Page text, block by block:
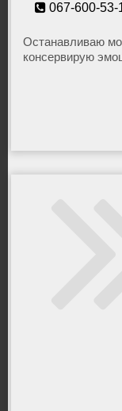
067-600-53-
Останавливаю
консервирую